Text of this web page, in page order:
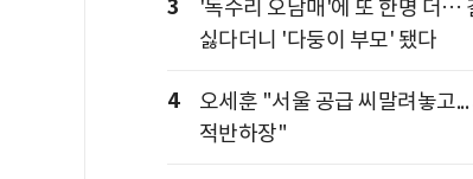
3
'독수리 오남매'에 또 한명 더…
싫다더니 '다둥이 부모' 됐다
4
오세훈 "서울 공급 씨말려놓고
적반하장"